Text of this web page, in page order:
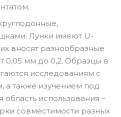
Лунки имеют U-
вносят разнообразные
0,05 мм до 0,2. Образцы в
исследованиям с
а также изучением под
использования –
совместимости разных